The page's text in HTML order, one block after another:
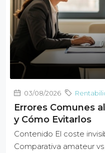
03/08/2026
Errores Comunes
y Cómo Evitarlos
Contenido El coste
Comparativa amateur